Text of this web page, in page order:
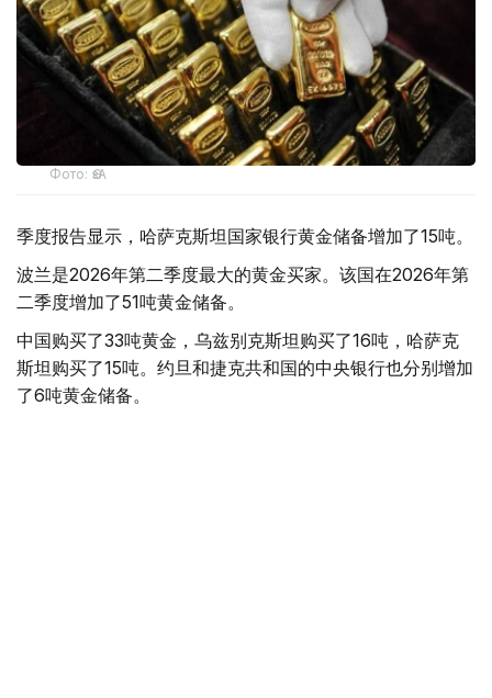
Фото: ӨзА
季度报告显示，哈萨克斯坦国家银行黄金储备增加了15吨。
波兰是2026年第二季度最大的黄金买家。该国在2026年第
二季度增加了51吨黄金储备。
中国购买了33吨黄金，乌兹别克斯坦购买了16吨，哈萨克
斯坦购买了15吨。约旦和捷克共和国的中央银行也分别增加
了6吨黄金储备。